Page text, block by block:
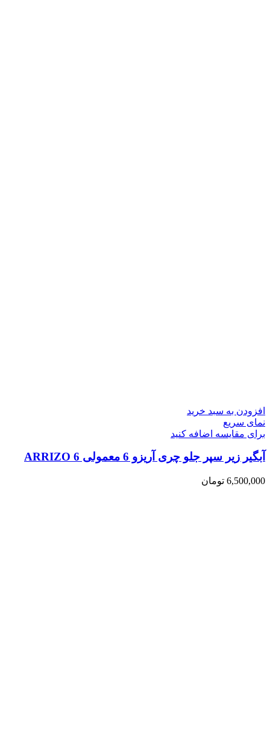
افزودن به سبد خرید
نمای سریع
برای مقایسه اضافه کنید
آبگیر زیر سپر جلو چری آریزو 6 معمولی ARRIZO 6
6,500,000 تومان